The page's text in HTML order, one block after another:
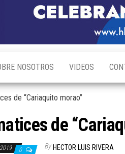
NOSOTROS VIDEOS
de
0 By HECTOR LUIS RIVERA